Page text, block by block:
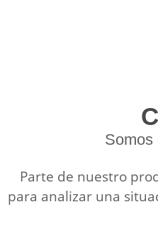
Somos
Parte de nuestro
para analizar una